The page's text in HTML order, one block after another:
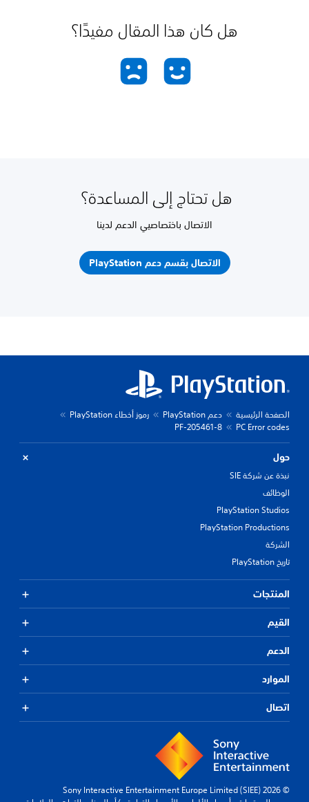
هل كان هذا المقال مفيدًا؟
هل تحتاج إلى المساعدة؟
الاتصال باختصاصيي الدعم لدينا
الاتصال بقسم دعم PlayStation
الصفحة الرئيسية دعم PlayStation
رموز أخطاء PlayStation
PC Error codes
PF-205461-8
حول
نبذة عن شركة SIE
الوظائف
PlayStation Studios
PlayStation Productions
الشركة
تاريخ PlayStation
المنتجات
القيم
الدعم
الموارد
اتصال
© 2026 Sony Interactive Entertainment Europe Limited (SIEE)